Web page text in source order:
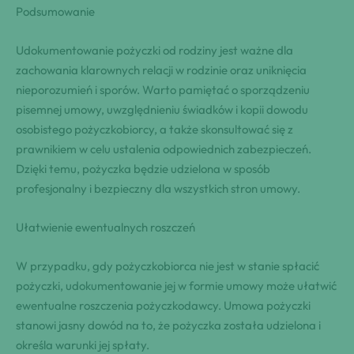
Podsumowanie
Udokumentowanie pożyczki od rodziny jest ważne dla
zachowania klarownych relacji w rodzinie oraz uniknięcia
nieporozumień i sporów. Warto pamiętać o sporządzeniu
pisemnej umowy, uwzględnieniu świadków i kopii dowodu
osobistego pożyczkobiorcy, a także skonsultować się z
prawnikiem w celu ustalenia odpowiednich zabezpieczeń.
Dzięki temu, pożyczka będzie udzielona w sposób
profesjonalny i bezpieczny dla wszystkich stron umowy.
Ułatwienie ewentualnych⁢ roszczeń
W przypadku, gdy pożyczkobiorca nie jest w stanie spłacić
pożyczki, udokumentowanie jej w formie umowy może ułatwić
ewentualne roszczenia pożyczkodawcy. Umowa pożyczki
stanowi jasny dowód na to, że pożyczka⁣ została udzielona i
‌określa warunki ⁤jej ⁢spłaty.